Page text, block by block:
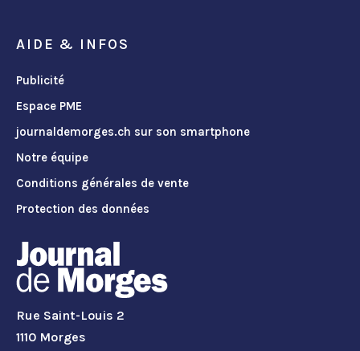
AIDE & INFOS
Publicité
Espace PME
journaldemorges.ch sur son smartphone
Notre équipe
Conditions générales de vente
Protection des données
Rue Saint-Louis 2
1110 Morges